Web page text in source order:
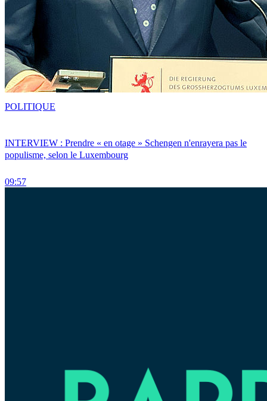
INTERVIEW : Prendre « en otage » Schengen n'enrayera pas le
populisme, selon le Luxembourg
09:57
POLITIQUE